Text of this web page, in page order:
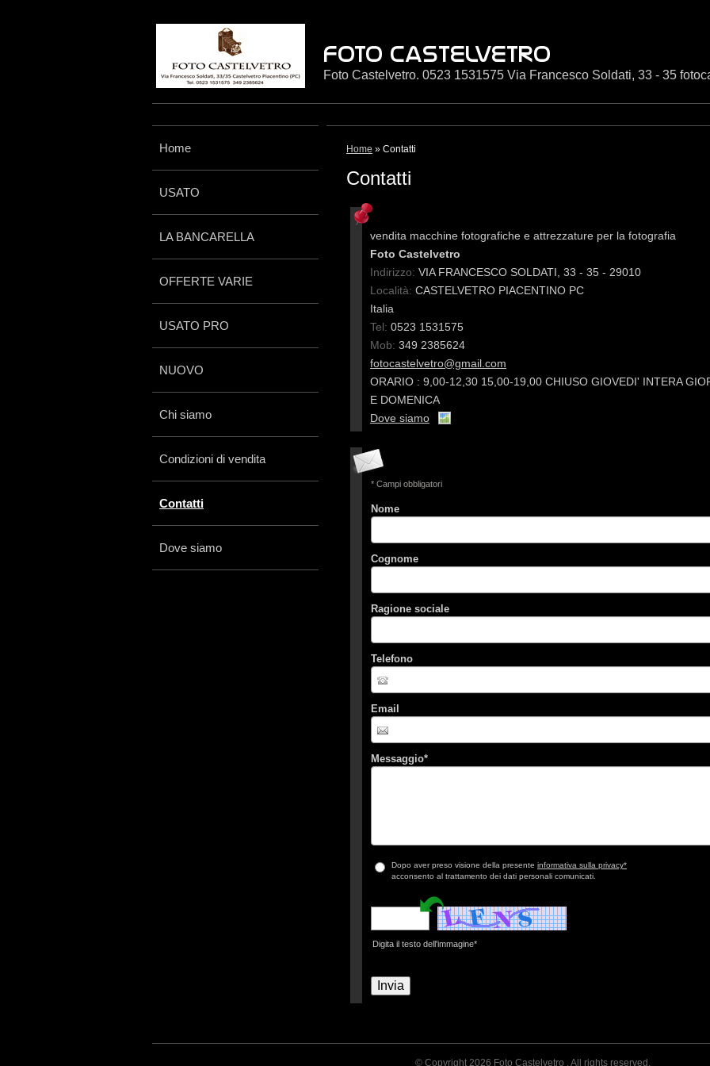
Foto Castelvetro. 0523 1531575 Via Francesco Soldati, 33 - 35
Home
USATO
LA BANCARELLA
OFFERTE VARIE
USATO PRO
NUOVO
Chi siamo
Condizioni di vendita
Contatti
Dove siamo
Home » Contatti
Contatti
vendita macchine fotografiche e attrezzature per la fotografia
Foto Castelvetro
Indirizzo: VIA FRANCESCO SOLDATI, 33 - 35 - 29010
Località: CASTELVETRO PIACENTINO PC
Italia
Tel: 0523 1531575
Mob: 349 2385624
fotocastelvetro@gmail.com
ORARIO : 9,00-12,30 15,00-19,00 CHIUSO GIOVEDI' INTERA
E DOMENICA
Dove siamo
* Campi obbligatori
Nome
Cognome
Ragione sociale
Telefono
Email
Messaggio*
Dopo aver preso visione della presente informativa sulla privacy*
acconsento al trattamento dei dati personali comunicati.
Digita il testo dell'immagine*
© Copyright 2026 Foto Castelvetro . All rights reserved.